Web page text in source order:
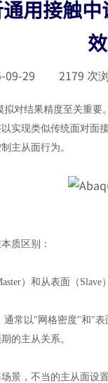
用接触
09-29 2179 次
对结果精度至关重要
实现类似传统面对面
主从面行为。
质区别：
）和从表面（
通常以"网格密度"和"表
的主从关系。
景，不当的主从面